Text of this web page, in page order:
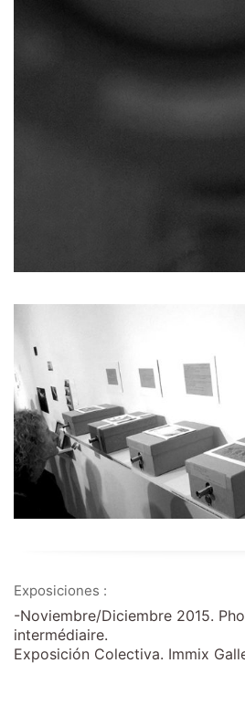
Exposiciones :
-Noviembre/Diciembre 2015.
intermédiaire.
Exposición Colectiva. Immix